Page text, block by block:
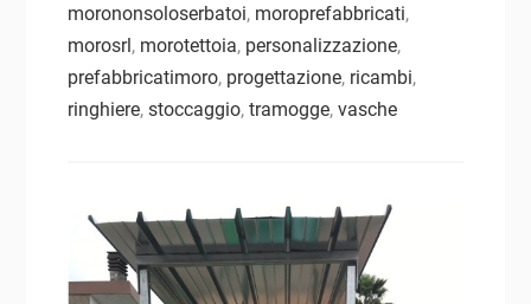
morononsoloserbatoi, moroprefabbricati,
morosrl, morotettoia, personalizzazione,
prefabbricatimoro, progettazione, ricambi,
ringhiere, stoccaggio, tramogge, vasche